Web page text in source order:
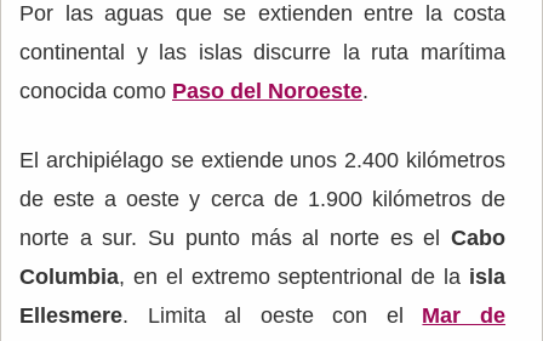
Por las aguas que se extienden entre la costa
continental y las islas discurre la ruta marítima
conocida como Paso del Noroeste.
El archipiélago se extiende unos 2.400 kilómetros
de este a oeste y cerca de 1.900 kilómetros de
norte a sur. Su punto más al norte es el Cabo
Columbia, en el extremo septentrional de la isla
Ellesmere. Limita al oeste con el Mar de